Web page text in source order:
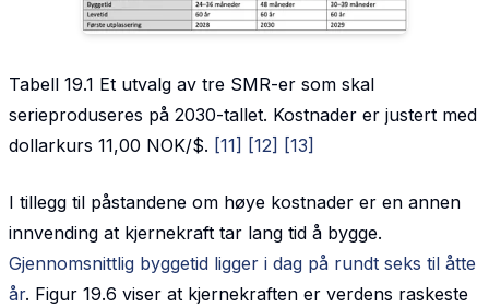
Tabell 19.1 Et utvalg av tre SMR-er som skal
serieproduseres på 2030-tallet. Kostnader er justert med
dollarkurs 11,00 NOK/$. [11] [12] [13]
I tillegg til påstandene om høye kostnader er en annen
innvending at kjernekraft tar lang tid å bygge.
Gjennomsnittlig byggetid ligger i dag på rundt seks til åtte
år. Figur 19.6 viser at kjernekraften er verdens raskeste